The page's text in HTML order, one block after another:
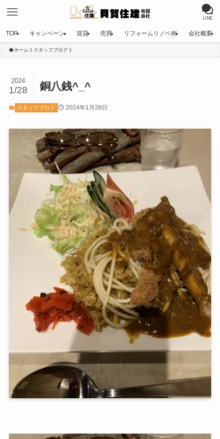
LINE
TOP キャンペーン 賃貸 売買 リフォームリノベ例 会社概要
ホーム スタッフブログ
銅八銭^_^
2024
1/28
スタッフブログ 2024年1月28日